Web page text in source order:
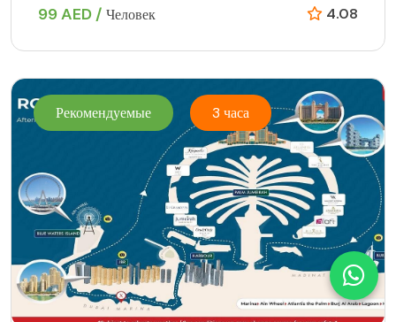
99 AED / Человек 4.08
Рекомендуемые 3 часа